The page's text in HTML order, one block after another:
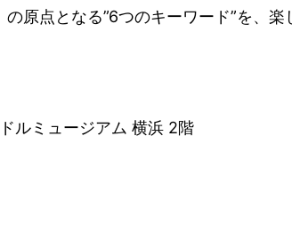
原点となる”6つのキーワード”を、楽
ルミュージアム 横浜 2階